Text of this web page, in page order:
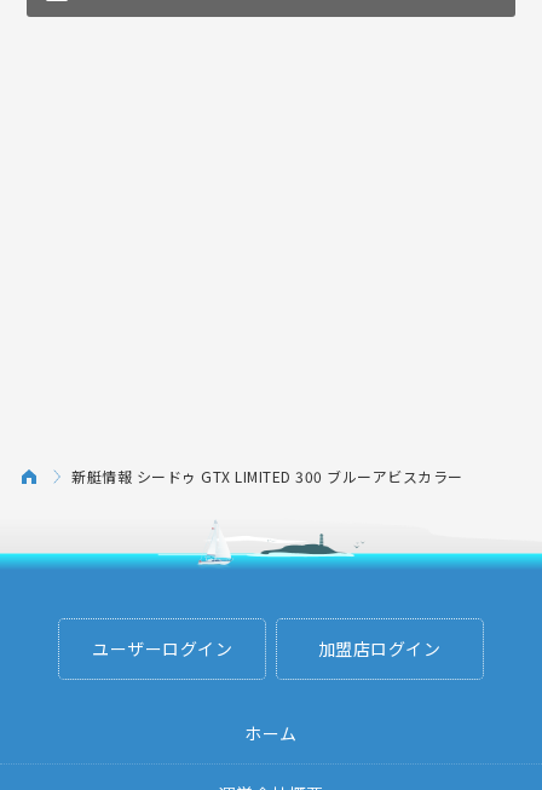
新艇情報 シードゥ GTX LIMITED 300 ブルーアビスカラー
ユーザーログイン 加盟店ログイン
ホーム